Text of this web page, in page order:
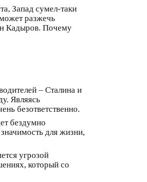
Запад сумел-таки
разжечь
Кадыров. Почему
– Сталина и
Являясь
безответственно.
бездумно
для жизни,
угрозой
который со